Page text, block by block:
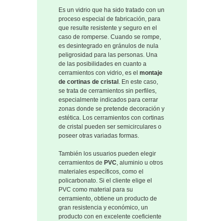
Es un vidrio que ha sido tratado con un
proceso especial de fabricación, para
que resulte resistente y seguro en el
caso de romperse. Cuando se rompe,
es desintegrado en gránulos de nula
peligrosidad para las personas. Una
de las posibilidades en cuanto a
cerramientos con vidrio, es el montaje
de cortinas de cristal . En este caso,
se trata de cerramientos sin perfiles,
especialmente indicados para cerrar
zonas donde se pretende decoración y
estética. Los cerramientos con cortinas
de cristal pueden ser semicirculares o
poseer otras variadas formas.
También los usuarios pueden elegir
cerramientos de PVC, aluminio u otros
materiales específicos, como el
policarbonato. Si el cliente elige el
PVC como material para su
cerramiento, obtiene un producto de
gran resistencia y económico, un
producto con en excelente coeficiente